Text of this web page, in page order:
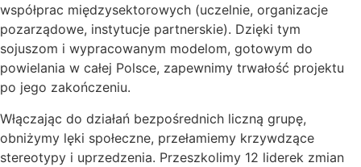
współprac międzysektorowych (uczelnie, organizacje
pozarządowe, instytucje partnerskie). Dzięki tym
sojuszom i wypracowanym modelom, gotowym do
powielania w całej Polsce, zapewnimy trwałość projektu
po jego zakończeniu.
Włączając do działań bezpośrednich liczną grupę,
obniżymy lęki społeczne, przełamiemy krzywdzące
stereotypy i uprzedzenia. Przeszkolimy 12 liderek zmian